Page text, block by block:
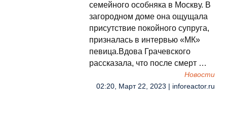
семейного особняка в Москву. В
загородном доме она ощущала
присутствие покойного супруга,
призналась в интервью «МК»
певица.Вдова Грачевского
рассказала, что после смерт …
Новости
02:20, Март 22, 2023 | inforeactor.ru